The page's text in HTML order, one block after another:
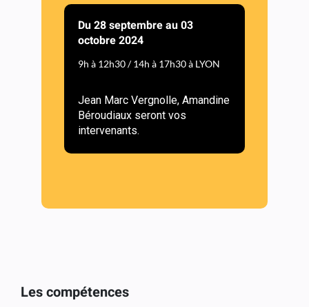
Du 28 septembre au 03
octobre 2024
9h à 12h30 / 14h à 17h30 à LYON
Jean Marc Vergnolle, Amandine
Béroudiaux seront vos
intervenants.
Les compétences